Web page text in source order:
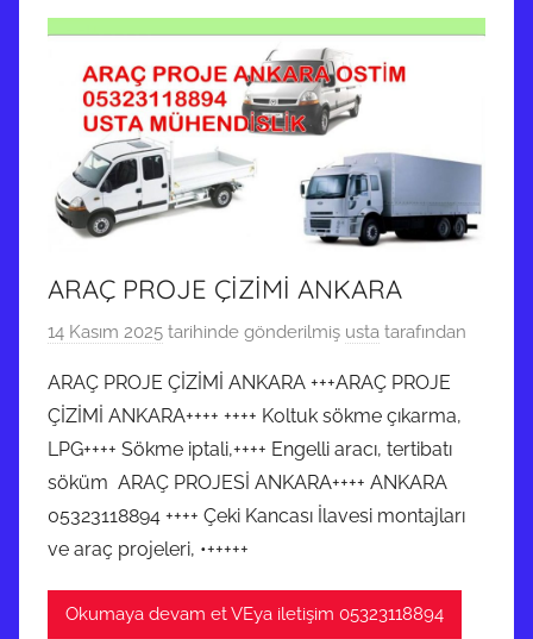
ARAÇ PROJE ÇİZİMİ ANKARA
14 Kasım 2025 tarihinde gönderilmiş usta tarafından
ARAÇ PROJE ÇİZİMİ ANKARA +++ARAÇ PROJE
ÇİZİMİ ANKARA++++ ++++ Koltuk sökme çıkarma,
LPG++++ Sökme iptali,++++ Engelli aracı, tertibatı
söküm ARAÇ PROJESİ ANKARA++++ ANKARA
05323118894 ++++ Çeki Kancası İlavesi montajları
ve araç projeleri, •+++++
Okumaya devam et VEya iletişim 05323118894